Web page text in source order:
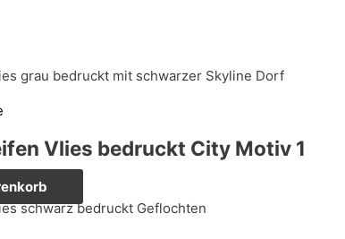
Vlies bedruckt City Motiv 1